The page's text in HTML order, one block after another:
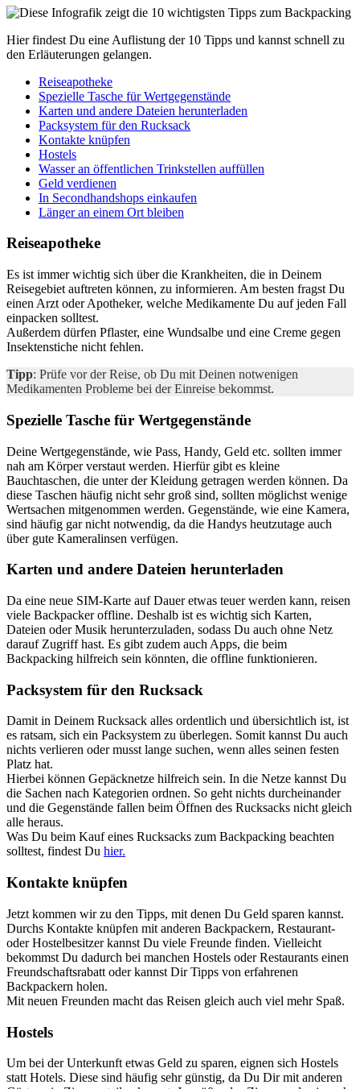
Hier findest Du eine Auflistung der 10 Tipps und kannst schnell zu
den Erläuterungen gelangen.
Reiseapotheke
Spezielle Tasche für Wertgegenstände
Karten und andere Dateien herunterladen
Packsystem für den Rucksack
Kontakte knüpfen
Hostels
Wasser an öffentlichen Trinkstellen auffüllen
Geld verdienen
In Secondhandshops einkaufen
Länger an einem Ort bleiben
Reiseapotheke
Es ist immer wichtig sich über die Krankheiten, die in Deinem
Reisegebiet auftreten können, zu informieren. Am besten fragst Du
einen Arzt oder Apotheker, welche Medikamente Du auf jeden Fall
einpacken solltest.
Außerdem dürfen Pflaster, eine Wundsalbe und eine Creme gegen
Insektenstiche nicht fehlen.
Tipp: Prüfe vor der Reise, ob Du mit Deinen notwenigen
Medikamenten Probleme bei der Einreise bekommst.
Spezielle Tasche für Wertgegenstände
Deine Wertgegenstände, wie Pass, Handy, Geld etc. sollten immer
nah am Körper verstaut werden. Hierfür gibt es kleine
Bauchtaschen, die unter der Kleidung getragen werden können. Da
diese Taschen häufig nicht sehr groß sind, sollten möglichst wenige
Wertsachen mitgenommen werden. Gegenstände, wie eine Kamera,
sind häufig gar nicht notwendig, da die Handys heutzutage auch
über gute Kameralinsen verfügen.
Karten und andere Dateien herunterladen
Da eine neue SIM-Karte auf Dauer etwas teuer werden kann, reisen
viele Backpacker offline. Deshalb ist es wichtig sich Karten,
Dateien oder Musik herunterzuladen, sodass Du auch ohne Netz
darauf Zugriff hast. Es gibt zudem auch Apps, die beim
Backpacking hilfreich sein könnten, die offline funktionieren.
Packsystem für den Rucksack
Damit in Deinem Rucksack alles ordentlich und übersichtlich ist, ist
es ratsam, sich ein Packsystem zu überlegen. Somit kannst Du auch
nichts verlieren oder musst lange suchen, wenn alles seinen festen
Platz hat.
Hierbei können Gepäcknetze hilfreich sein. In die Netze kannst Du
die Sachen nach Kategorien ordnen. So geht nichts durcheinander
und die Gegenstände fallen beim Öffnen des Rucksacks nicht gleich
alle heraus.
Was Du beim Kauf eines Rucksacks zum Backpacking beachten
solltest, findest Du hier.
Kontakte knüpfen
Jetzt kommen wir zu den Tipps, mit denen Du Geld sparen kannst.
Durchs Kontakte knüpfen mit anderen Backpackern, Restaurant-
oder Hostelbesitzer kannst Du viele Freunde finden. Vielleicht
bekommst Du dadurch bei manchen Hostels oder Restaurants einen
Freundschaftsrabatt oder kannst Dir Tipps von erfahrenen
Backpackern holen.
Mit neuen Freunden macht das Reisen gleich auch viel mehr Spaß.
Hostels
Um bei der Unterkunft etwas Geld zu sparen, eignen sich Hostels
statt Hotels. Diese sind häufig sehr günstig, da Du Dir mit anderen